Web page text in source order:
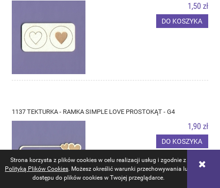
Strona korzysta z plików cookies w celu realizacji usług i zgodnie z
Polityką Plików Cookies. Możesz określić warunki przechowywania lub
dostępu do plików cookies w Twojej przeglądarce.
1,50 zł
DO KOSZYKA
1137 TEKTURKA - RAMKA SIMPLE LOVE PROSTOKĄT - G4
1,90 zł
DO KOSZYKA